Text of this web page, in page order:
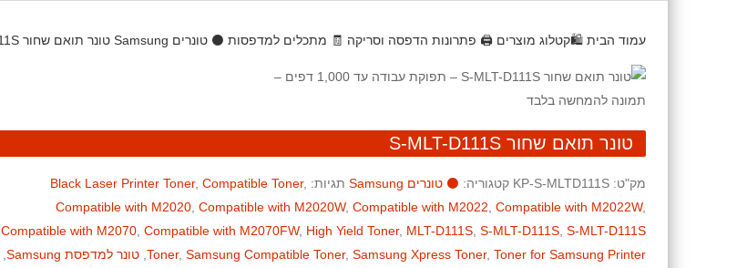
עמוד הבית 🛍️קטלוג מוצרים 🖨️ פתרונות הדפסה וסריקה 🧾 מתכלים למדפסות ⚫ טונרים Samsung טונר תואם שחור S-MLT-D111S
טונר תואם שחור S-MLT-D111S
מק"ט: KP-S-MLTD111S קטגוריה: ⚫ טונרים Samsung תגיות: Black Laser Printer Toner, Compatible Toner,
Compatible with M2020 Compatible with M2020W, Compatible with M2022 Compatible with M2022W,
Compatible with M2070 Compatible with M2070FW, High Yield Toner, MLT-D111S S-MLT-D111S S-MLT-D111S
Toner, Samsung Compatible Toner, Samsung Xpress Toner, Toner for Samsung Printer טונר למדפסת Samsung